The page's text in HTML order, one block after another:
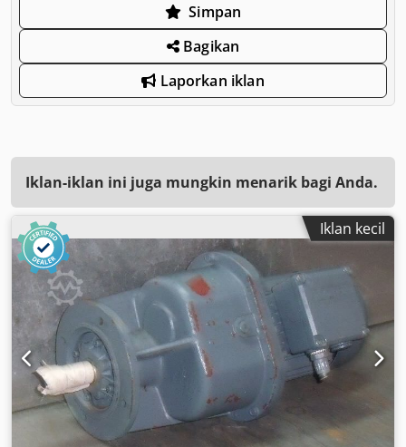
Simpan
Bagikan
Laporkan iklan
Iklan-iklan ini juga mungkin menarik bagi Anda.
Iklan kecil